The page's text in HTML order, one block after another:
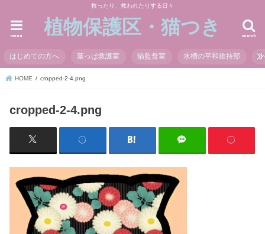
救ったり、救われたりする日々
植物保護区・猫つき search
menu
はじめての方へ 葉っぱ救護室 猫監督室 水槽の平和維持部
HOME cropped-2-4.png
cropped-2-4.png